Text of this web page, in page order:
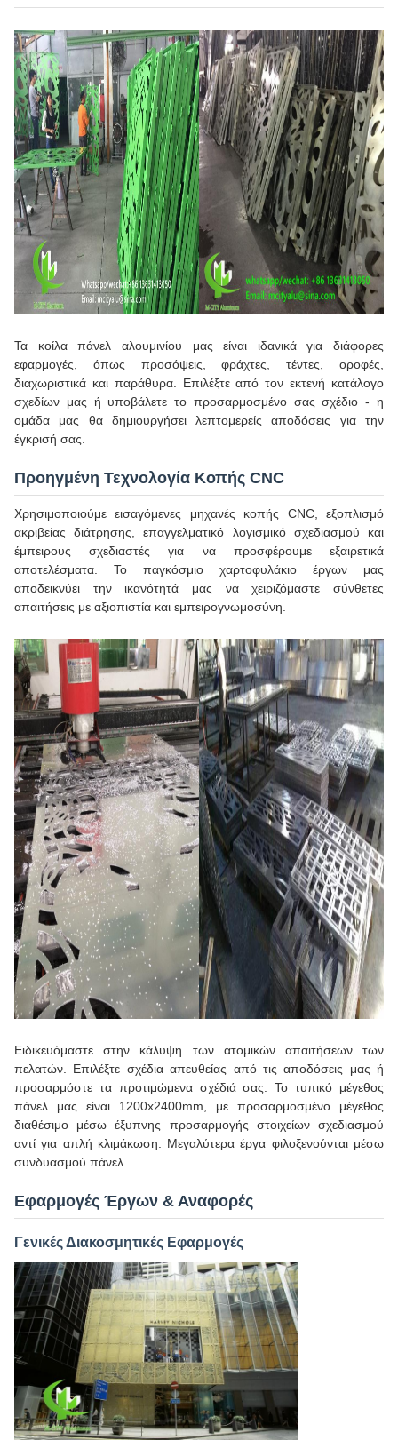
Τα κοίλα πάνελ αλουμινίου μας είναι ιδανικά για διάφορες
εφαρμογές, όπως προσόψεις, φράχτες, τέντες, οροφές,
διαχωριστικά και παράθυρα. Επιλέξτε από τον εκτενή κατάλογο
σχεδίων μας ή υποβάλετε το προσαρμοσμένο σας σχέδιο - η
ομάδα μας θα δημιουργήσει λεπτομερείς αποδόσεις για την
έγκρισή σας.
Προηγμένη Τεχνολογία Κοπής CNC
Χρησιμοποιούμε εισαγόμενες μηχανές κοπής CNC, εξοπλισμό
ακριβείας διάτρησης, επαγγελματικό λογισμικό σχεδιασμού και
έμπειρους σχεδιαστές για να προσφέρουμε εξαιρετικά
αποτελέσματα. Το παγκόσμιο χαρτοφυλάκιο έργων μας
αποδεικνύει την ικανότητά μας να χειριζόμαστε σύνθετες
απαιτήσεις με αξιοπιστία και εμπειρογνωμοσύνη.
Ειδικευόμαστε στην κάλυψη των ατομικών απαιτήσεων των
πελατών. Επιλέξτε σχέδια απευθείας από τις αποδόσεις μας ή
προσαρμόστε τα προτιμώμενα σχέδιά σας. Το τυπικό μέγεθος
πάνελ μας είναι 1200x2400mm, με προσαρμοσμένο μέγεθος
διαθέσιμο μέσω έξυπνης προσαρμογής στοιχείων σχεδιασμού
αντί για απλή κλιμάκωση. Μεγαλύτερα έργα φιλοξενούνται μέσω
συνδυασμού πάνελ.
Εφαρμογές Έργων & Αναφορές
Γενικές Διακοσμητικές Εφαρμογές